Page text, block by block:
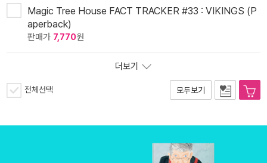
Magic Tree House FACT TRACKER #33 : VIKINGS (P
aperback)
판매가 7,770원
더보기
전체선택 모두보기